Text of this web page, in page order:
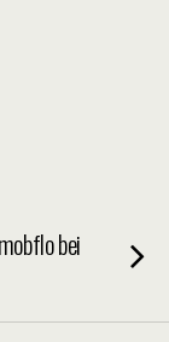
bei